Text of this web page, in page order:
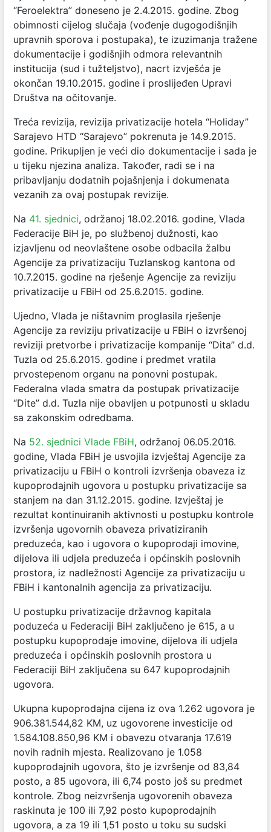
“Feroelektra” doneseno je 2.4.2015. godine. Zbog
obimnosti cijelog slučaja (vođenje dugogodišnjih
upravnih sporova i postupaka), te izuzimanja tražene
dokumentacije i godišnjih odmora relevantnih
institucija (sud i tužteljstvo), nacrt izvješća je
okončan 19.10.2015. godine i proslijeđen Upravi
Društva na očitovanje.
Treća revizija, revizija privatizacije hotela “Holiday”
Sarajevo HTD “Sarajevo” pokrenuta je 14.9.2015.
godine. Prikupljen je veći dio dokumentacije i sada je
u tijeku njezina analiza. Također, radi se i na
pribavljanju dodatnih pojašnjenja i dokumenata
vezanih za ovaj postupak revizije.
Na 41. sjednici, održanoj 18.02.2016. godine, Vlada
Federacije BiH je, po službenoj dužnosti, kao
izjavljenu od neovlaštene osobe odbacila žalbu
Agencije za privatizaciju Tuzlanskog kantona od
10.7.2015. godine na rješenje Agencije za reviziju
privatizacije u FBiH od 25.6.2015. godine.
Ujedno, Vlada je ništavnim proglasila rješenje
Agencije za reviziju privatizacije u FBiH o izvršenoj
reviziji pretvorbe i privatizacije kompanije “Dita” d.d.
Tuzla od 25.6.2015. godine i predmet vratila
prvostepenom organu na ponovni postupak.
Federalna vlada smatra da postupak privatizacije
“Dite” d.d. Tuzla nije obavljen u potpunosti u skladu
sa zakonskim odredbama.
Na 52. sjednici Vlade FBiH, održanoj 06.05.2016.
godine, Vlada FBiH je usvojila izvještaj Agencije za
privatizaciju u FBiH o kontroli izvršenja obaveza iz
kupoprodajnih ugovora u postupku privatizacije sa
stanjem na dan 31.12.2015. godine. Izvještaj je
rezultat kontinuiranih aktivnosti u postupku kontrole
izvršenja ugovornih obaveza privatiziranih
preduzeća, kao i ugovora o kupoprodaji imovine,
dijelova ili udjela preduzeća i općinskih poslovnih
prostora, iz nadležnosti Agencije za privatizaciju u
FBiH i kantonalnih agencija za privatizaciju.
U postupku privatizacije državnog kapitala
poduzeća u Federaciji BiH zaključeno je 615, a u
postupku kupoprodaje imovine, dijelova ili udjela
preduzeća i općinskih poslovnih prostora u
Federaciji BiH zaključena su 647 kupoprodajnih
ugovora.
Ukupna kupoprodajna cijena iz ova 1.262 ugovora je
906.381.544,82 KM, uz ugovorene investicije od
1.584.108.850,96 KM i obavezu otvaranja 17.619
novih radnih mjesta. Realizovano je 1.058
kupoprodajnih ugovora, što je izvršenje od 83,84
posto, a 85 ugovora, ili 6,74 posto još su predmet
kontrole. Zbog neizvršenja ugovorenih obaveza
raskinuta je 100 ili 7,92 posto kupoprodajnih
ugovora, a za 19 ili 1,51 posto u toku su sudski